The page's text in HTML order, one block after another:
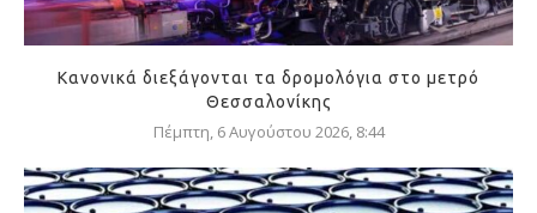
Κανονικά διεξάγονται τα δρομολόγια στο μετρό
Θεσσαλονίκης
Πέμπτη, 6 Αυγούστου 2026, 8:44